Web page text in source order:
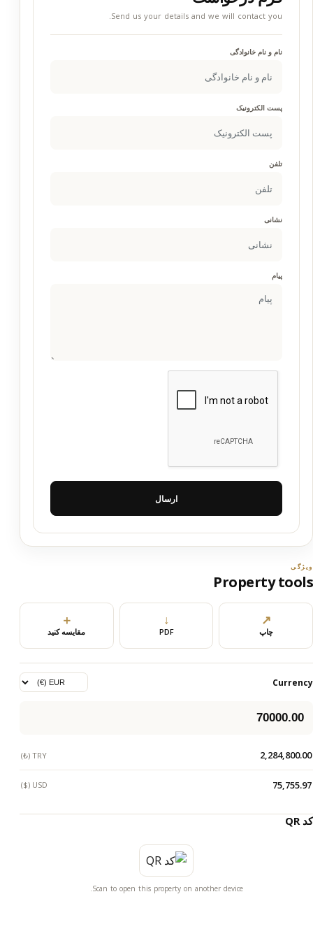
Send us your details and we will contact you.
نام و نام خانوادگی
پست الکترونیک
تلفن
نشانی
پیام
ارسال
ویژگی
Property tools
↗
چاپ
↓
PDF
＋
مقایسه کنید
Currency
2,284,800.00
TRY (₺)
75,755.97
USD ($)
کد QR
Scan to open this property on another device.